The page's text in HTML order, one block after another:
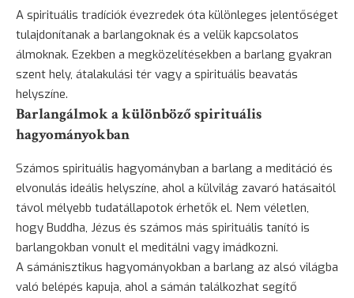
A spirituális tradíciók évezredek óta különleges jelentőséget
tulajdonítanak a barlangoknak és a velük kapcsolatos
álmoknak. Ezekben a megközelítésekben a barlang gyakran
szent hely, átalakulási tér vagy a spirituális beavatás
helyszíne.
Barlangálmok a különböző spirituális
hagyományokban
Számos spirituális hagyományban a barlang a meditáció és
elvonulás ideális helyszíne, ahol a külvilág zavaró hatásaitól
távol mélyebb tudatállapotok érhetők el. Nem véletlen,
hogy Buddha, Jézus és számos más spirituális tanító is
barlangokban vonult el meditálni vagy imádkozni.
A sámánisztikus hagyományokban a barlang az alsó világba
való belépés kapuja, ahol a sámán találkozhat segítő